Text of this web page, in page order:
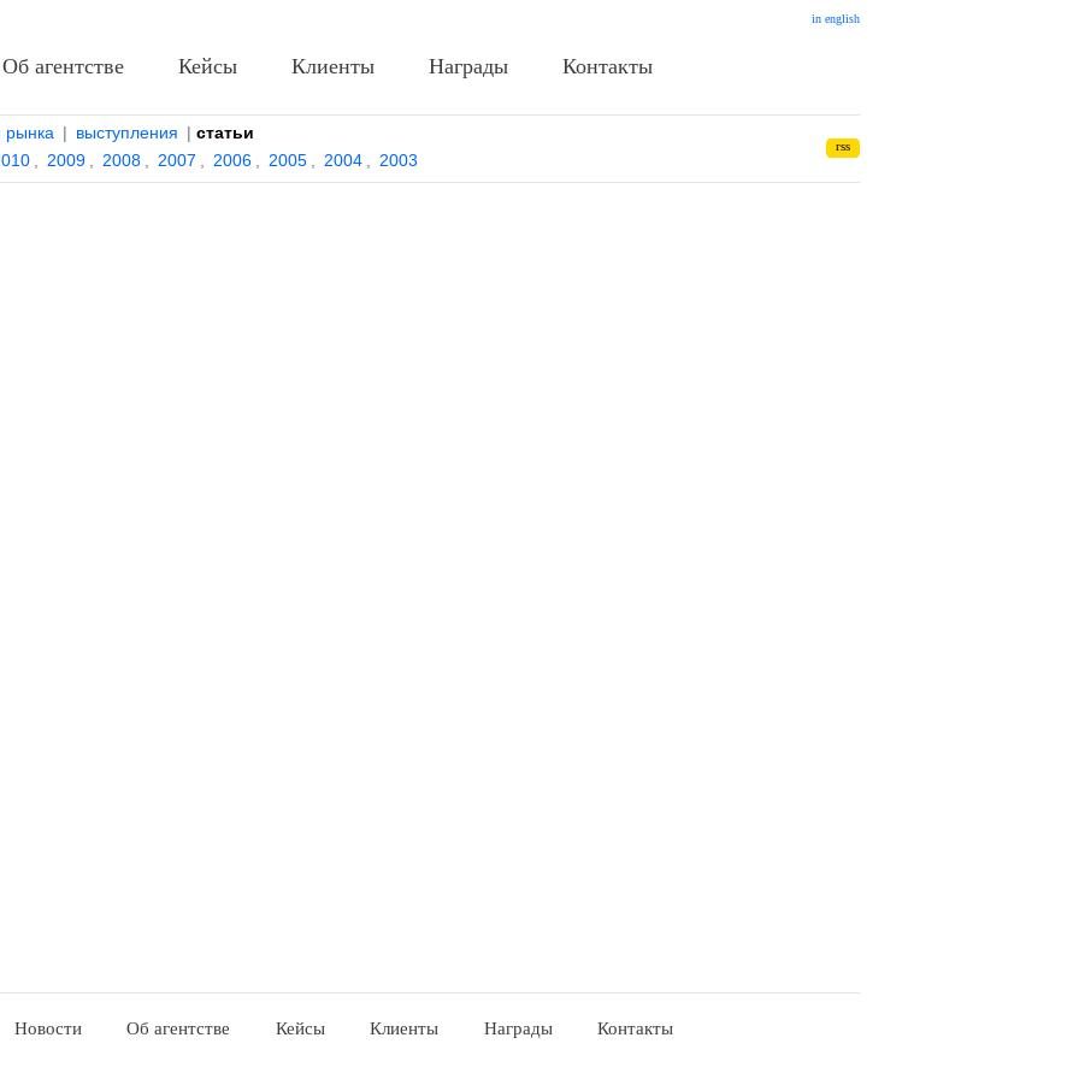
рынка | выступления | статьи
2009 2008 2007 2006 2005 2004 2003
rss
in english
Об агентстве Кейсы Клиенты Награды Контакты
Новости Об агентстве Кейсы Клиенты Награды Контакты